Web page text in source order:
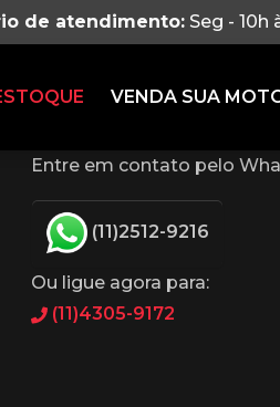
de atendimento: Seg - 10h
VENDA SUA
Entre em contato pelo
(11)2512-9216
Ou ligue agora para:
(11)4305-9172